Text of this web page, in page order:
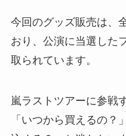
今回のグッズ販売は、
おり、公演に当選した
取られています。
嵐ラストツアーに参戦
「いつから買えるの？